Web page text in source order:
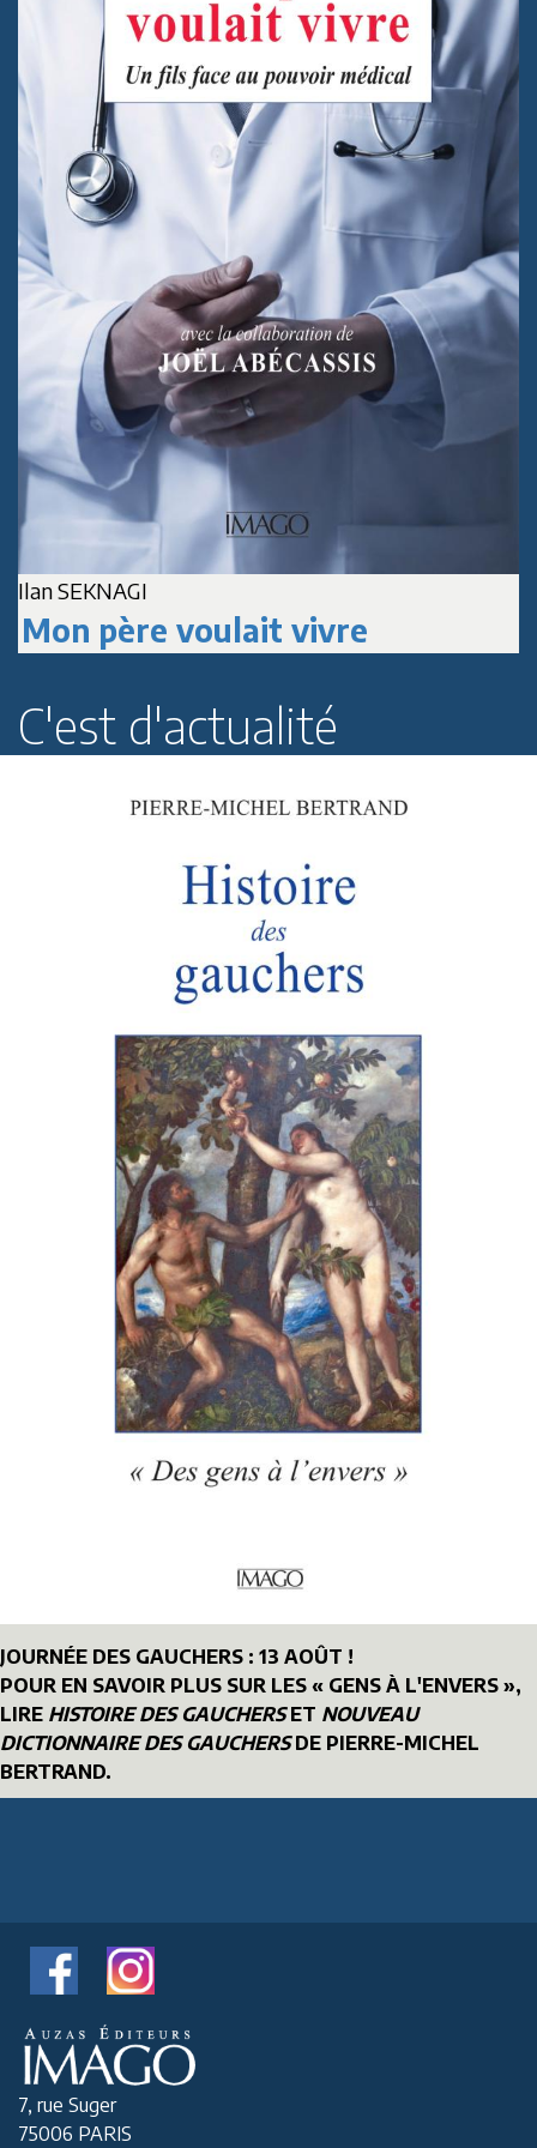
Jean-Marc DELPECH
Paul Roussenq
C'est d'actualité
JOURNÉE DES GAUCHERS : 13 AOÛT !
POUR EN SAVOIR PLUS SUR LES « GENS À L'ENVERS »,
LIRE HISTOIRE DES GAUCHERSET NOUVEAU
DICTIONNAIRE DES GAUCHERSDE PIERRE-MICHEL
BERTRAND.
7, rue Suger
75006 PARIS